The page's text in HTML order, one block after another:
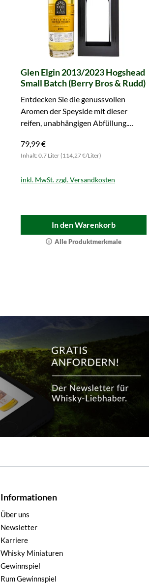
Glen Elgin 2013/2023 Hogshead
Small Batch (Berry Bros & Rudd)
Entdecken Sie die genussvollen
Aromen der Speyside mit dieser
reifen, unabhängigen Abfüllung.
79,99 €
Inhalt: 0.7 Liter (114,27 €/Liter)
inkl. MwSt. zzgl. Versandkosten
In den Warenkorb
Alle Produktmerkmale
Informationen
Über uns
Newsletter
Karriere
Whisky Miniaturen
Gewinnspiel
Rum Gewinnspiel